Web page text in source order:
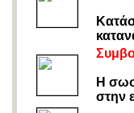
H
στην